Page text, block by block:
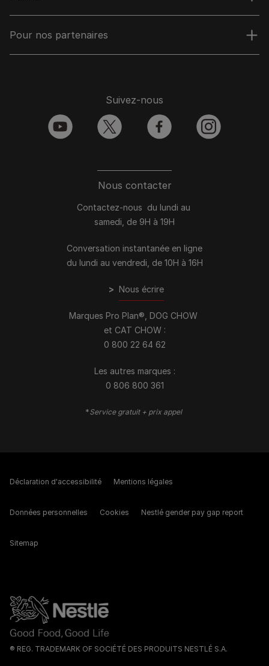
Pour nos partenaires
Nous contacter
Contactez-nous du lundi au
samedi, de 9H à 19H
Conversation instantanée en ligne
du lundi au vendredi, de 10H à 16H
> Nous écrire
Marques Pro Plan®, DOG CHOW
et CAT CHOW :
0 800 22 64 62
Les autres marques :​
0 806 800 361
*Service gratuit + prix appel
Suivez-nous
youtube twitter facebook instagram
® REG. TRADEMARK OF SOCIÉTÉ DES PRODUITS NESTLÉ S.A.
Déclaration d'accessibilité Mentions légales
Données personnelles Cookies Nestlé gender pay gap report
Sitemap